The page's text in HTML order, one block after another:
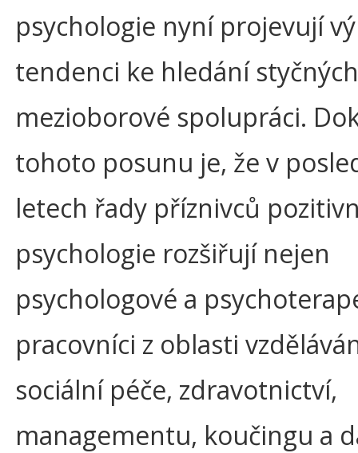
psychologie nyní projevují
tendenci ke hledání
mezioborové spolupráci.
tohoto posunu je, že v
letech řady příznivců
psychologie rozšiřují nejen
psychologové a
pracovníci z oblasti
sociální péče, zdravotnictví,
managementu, koučingu a